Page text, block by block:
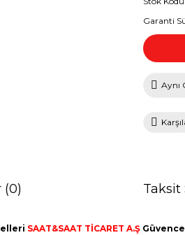
Garanti
Aynı
(0) Taksit
SAAT&SAAT TİCARET A.Ş